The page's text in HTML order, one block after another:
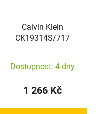
Calvin Klein
CK19314S/717
Dostupnost: 4 dny
1 266 Kč